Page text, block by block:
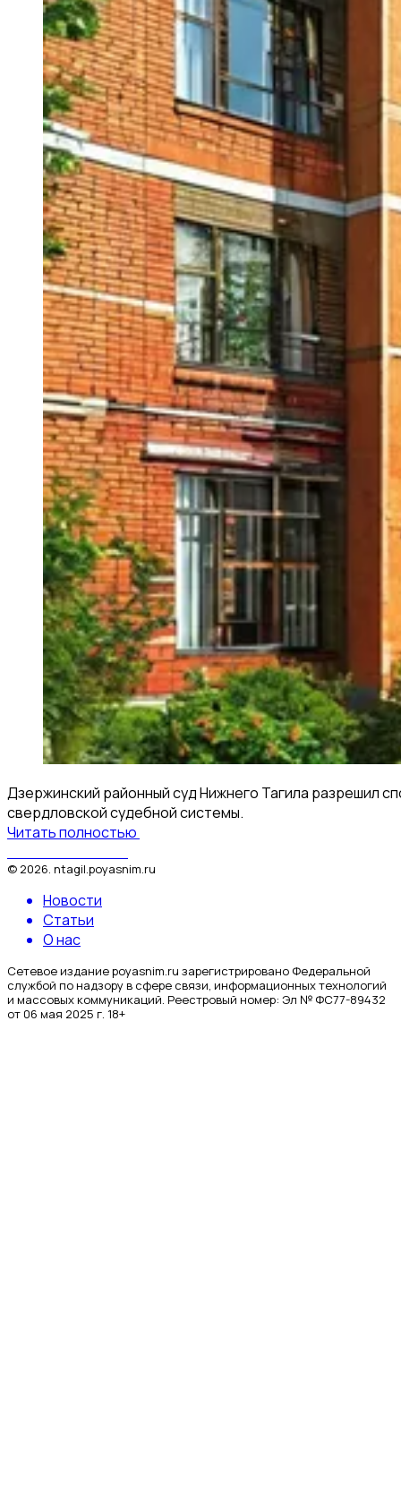
Дзержинский районный суд Нижнего Тагила разрешил
свердловской судебной системы.
Читать полностью
© 2026 ntagil.poyasnim.ru
Новости
Статьи
О нас
Сетевое издание poyasnim.ru зарегистрировано Федеральной
службой по надзору в сфере связи, информационных технологий
и массовых коммуникаций. Реестровый номер: Эл № ФС77-89432
от 06 мая 2025 г. 18+